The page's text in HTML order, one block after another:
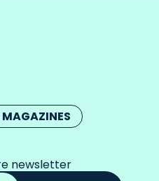
MAGAZINES
newsletter